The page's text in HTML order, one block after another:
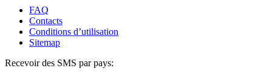
FAQ
Contacts
Conditions d’utilisation
Sitemap
Recevoir des SMS par pays: